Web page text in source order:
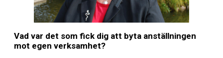
Vad var det som fick dig att byta anställningen
mot egen verksamhet?